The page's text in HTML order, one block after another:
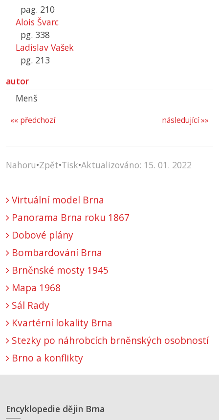
pag. 210
Alois Švarc
pg. 338
Ladislav Vašek
pg. 213
autor
Menš
následující »»
«« předchozí
Nahoru•Zpět•Tisk•Aktualizováno: 15. 01. 2022
Virtuální model Brna
Panorama Brna roku 1867
Dobové plány
Bombardování Brna
Brněnské mosty 1945
Mapa 1968
Sál Rady
Kvartérní lokality Brna
Stezky po náhrobcích brněnských osobností
Brno a konflikty
Encyklopedie dějin Brna